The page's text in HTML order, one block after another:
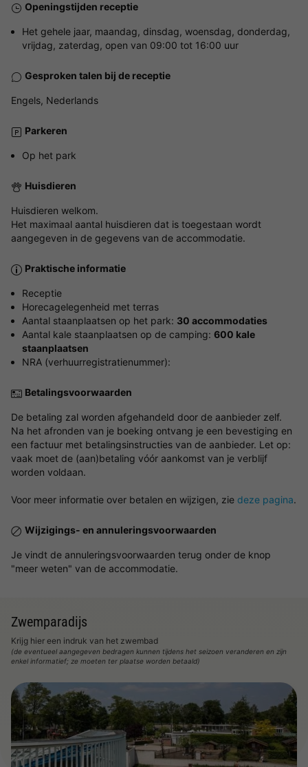
Openingstijden receptie
Het gehele jaar, maandag, dinsdag, woensdag, donderdag,
vrijdag, zaterdag, open van 09:00 tot 16:00 uur
Gesproken talen bij de receptie
Engels, Nederlands
Parkeren
Op het park
Huisdieren
Huisdieren welkom.
Het maximaal aantal huisdieren dat is toegestaan wordt
aangegeven in de gegevens van de accommodatie.
Praktische informatie
Receptie
Horecagelegenheid met terras
Aantal staanplaatsen op het park: 30 accommodaties
Aantal kale staanplaatsen op de camping: 600 kale
staanplaatsen
NRA (verhuurregistratienummer):
Betalingsvoorwaarden
De betaling zal worden afgehandeld door de aanbieder zelf.
Na het afronden van je boeking ontvang je een bevestiging en
een factuur met betalingsinstructies van de aanbieder. Let op:
vaak moet de (aan)betaling vóór aankomst van je verblijf
worden voldaan.
Voor meer informatie over betalen en wijzigen, zie deze pagina.
Wijzigings- en annuleringsvoorwaarden
Je vindt de annuleringsvoorwaarden terug onder de knop
"meer weten" van de accommodatie.
Zwemparadijs
Krijg hier een indruk van het zwembad
(de eventueel aangegeven bedragen kunnen tijdens het seizoen veranderen en zijn
enkel informatief; ze moeten ter plaatse worden betaald)